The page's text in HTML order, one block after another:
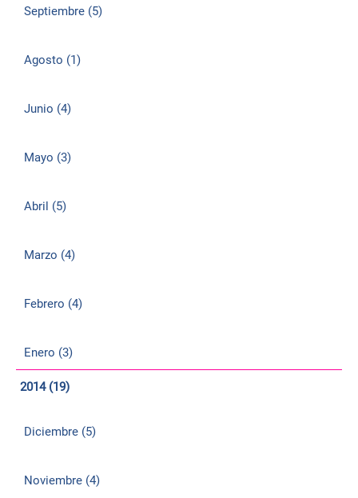
Septiembre (5)
Agosto (1)
Junio (4)
Mayo (3)
Abril (5)
Marzo (4)
Febrero (4)
Enero (3)
2014 (19)
Diciembre (5)
Noviembre (4)